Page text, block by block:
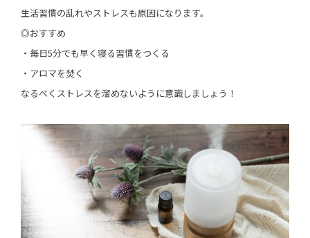
生活習慣の乱れやストレスも原因になります。
◎おすすめ
・毎日5分でも早く寝る習慣をつくる
・アロマを焚く
なるべくストレスを溜めないように意識しましょう！